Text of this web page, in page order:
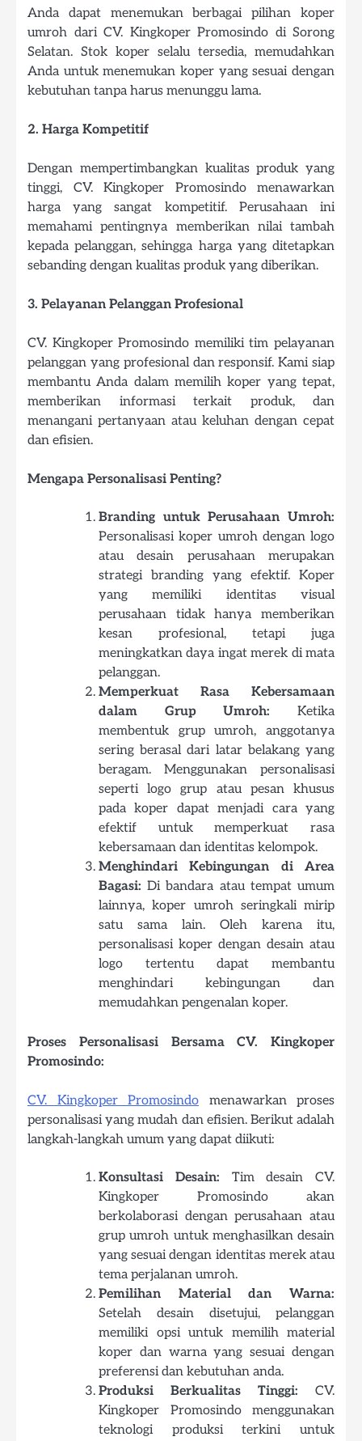
Anda dapat menemukan berbagai pilihan koper
umroh dari CV. Kingkoper Promosindo di Sorong
Selatan. Stok koper selalu tersedia, memudahkan
Anda untuk menemukan koper yang sesuai dengan
kebutuhan tanpa harus menunggu lama.
2. Harga Kompetitif
Dengan mempertimbangkan kualitas produk yang
tinggi, CV. Kingkoper Promosindo menawarkan
harga yang sangat kompetitif. Perusahaan ini
memahami pentingnya memberikan nilai tambah
kepada pelanggan, sehingga harga yang ditetapkan
sebanding dengan kualitas produk yang diberikan.
3. Pelayanan Pelanggan Profesional
CV. Kingkoper Promosindo memiliki tim pelayanan
pelanggan yang profesional dan responsif. Kami siap
membantu Anda dalam memilih koper yang tepat,
memberikan informasi terkait produk, dan
menangani pertanyaan atau keluhan dengan cepat
dan efisien.
Mengapa Personalisasi Penting?
Branding untuk Perusahaan Umroh:
Personalisasi koper umroh dengan logo
atau desain perusahaan merupakan
strategi branding yang efektif. Koper
yang memiliki identitas visual
perusahaan tidak hanya memberikan
kesan profesional, tetapi juga
meningkatkan daya ingat merek di mata
pelanggan.
Memperkuat Rasa Kebersamaan
dalam Grup Umroh: Ketika
membentuk grup umroh, anggotanya
sering berasal dari latar belakang yang
beragam. Menggunakan personalisasi
seperti logo grup atau pesan khusus
pada koper dapat menjadi cara yang
efektif untuk memperkuat rasa
kebersamaan dan identitas kelompok.
Menghindari Kebingungan di Area
Bagasi: Di bandara atau tempat umum
lainnya, koper umroh seringkali mirip
satu sama lain. Oleh karena itu,
personalisasi koper dengan desain atau
logo tertentu dapat membantu
menghindari kebingungan dan
memudahkan pengenalan koper.
Proses Personalisasi Bersama CV. Kingkoper
Promosindo:
CV. Kingkoper Promosindo menawarkan proses
personalisasi yang mudah dan efisien. Berikut adalah
langkah-langkah umum yang dapat diikuti:
Konsultasi Desain: Tim desain CV.
Kingkoper Promosindo akan
berkolaborasi dengan perusahaan atau
grup umroh untuk menghasilkan desain
yang sesuai dengan identitas merek atau
tema perjalanan umroh.
Pemilihan Material dan Warna:
Setelah desain disetujui, pelanggan
memiliki opsi untuk memilih material
koper dan warna yang sesuai dengan
preferensi dan kebutuhan anda.
Produksi Berkualitas Tinggi: CV.
Kingkoper Promosindo menggunakan
teknologi produksi terkini untuk